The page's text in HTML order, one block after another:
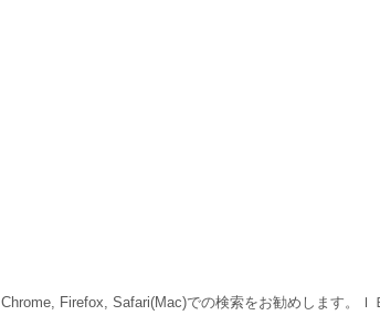
Chrome, Firefox, Safari(Mac)での検索をお勧めします。Ｉ